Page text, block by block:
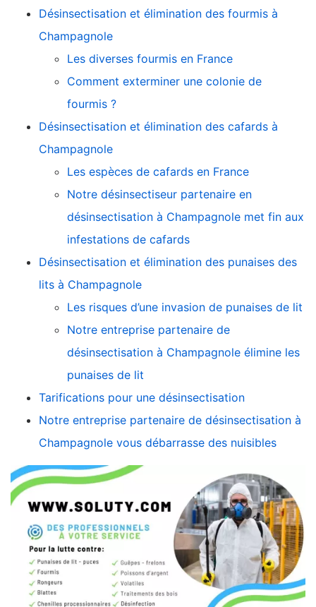
Désinsectisation et élimination des fourmis à
Champagnole
Les diverses fourmis en France
Comment exterminer une colonie de
fourmis ?
Désinsectisation et élimination des cafards à
Champagnole
Les espèces de cafards en France
Notre désinsectiseur partenaire en
désinsectisation à Champagnole met fin aux
infestations de cafards
Désinsectisation et élimination des punaises des
lits à Champagnole
Les risques d’une invasion de punaises de lit
Notre entreprise partenaire de
désinsectisation à Champagnole élimine les
punaises de lit
Tarifications pour une désinsectisation
Notre entreprise partenaire de désinsectisation à
Champagnole vous débarrasse des nuisibles